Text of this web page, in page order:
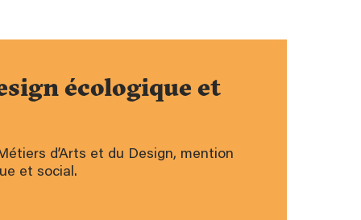
écologique et
d’Arts et du Design, mention
et social.